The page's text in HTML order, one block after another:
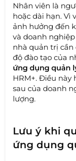
Nhân viên là
hoặc dài hạn. Vì
ảnh hưởng đến
và doanh
nhà quản trị
độ đào tạo của
ứng dụng quản
HRM+. Điều
sau của doanh
lượng.
Lưu ý khi
ứng dụng